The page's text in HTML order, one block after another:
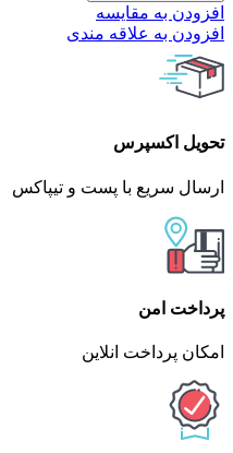
افزودن به مقایسه
افزودن به علاقه مندی
تحویل اکسپرس
ارسال سریع با پست و تیپاکس
پرداخت امن
امکان پرداخت انلاین